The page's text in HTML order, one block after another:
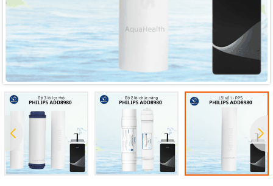
Mã giảm giá:
Ngày hết hạn:
Điều kiện: